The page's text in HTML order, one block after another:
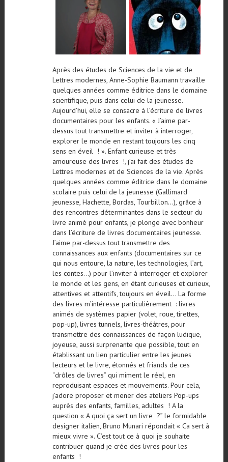
Après des études de Sciences de la vie et de
Lettres modernes, Anne-Sophie Baumann travaille
quelques années comme éditrice dans le domaine
scientifique, puis dans celui de la jeunesse.
Aujourd’hui, elle se consacre à l’écriture de livres
documentaires pour les enfants. « J’aime par-
dessus tout transmettre et inviter à interroger,
explorer le monde en restant toujours les cinq
sens en éveil ! ». Enfant curieuse et très
amoureuse des livres !, j’ai fait des études de
Lettres modernes et de Sciences de la vie. Après
quelques années comme éditrice dans le domaine
scolaire puis celui de la jeunesse (Gallimard
jeunesse, Hachette, Bordas, Tourbillon…), grâce à
des rencontres déterminantes dans le secteur du
livre animé pour enfants, je plonge avec bonheur
dans l’écriture de livres documentaires jeunesse.
J’aime par-dessus tout transmettre des
connaissances aux enfants (documentaires sur ce
qui nous entoure, la nature, les technologies, l’art,
les contes…) pour l’inviter à interroger et explorer
le monde et les gens, en étant curieuses et curieux,
attentives et attentifs, toujours en éveil… La forme
des livres m’intéresse particulièrement : livres
animés de systèmes papier (volet, roue, tirettes,
pop-up), livres tunnels, livres-théâtres, pour
transmettre des connaissances de façon ludique,
joyeuse, aussi surprenante que possible, tout en
établissant un lien particulier entre les jeunes
lecteurs et le livre, étonnés et friands de ces
“drôles de livres” qui miment le réel, en
reproduisant espaces et mouvements. Pour cela,
j’adore proposer et mener des ateliers Pop-ups
auprès des enfants, familles, adultes ! A la
question « A quoi ça sert un livre ?” le formidable
designer italien, Bruno Munari répondait « Ca sert à
mieux vivre ». C’est tout ce à quoi je souhaite
contribuer quand je crée des livres pour les
enfants !